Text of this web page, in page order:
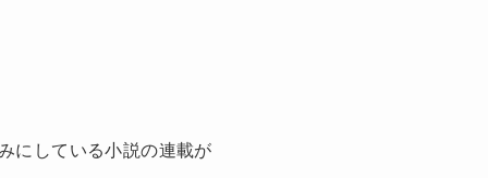
にしている小説の連載が